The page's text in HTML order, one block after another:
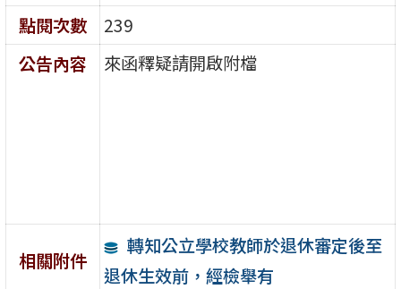
點閱次數
239
公告內容
來函釋疑請開啟附檔
相關附件
轉知公立學校教師於退休審定後至
退休生效前，經檢舉有